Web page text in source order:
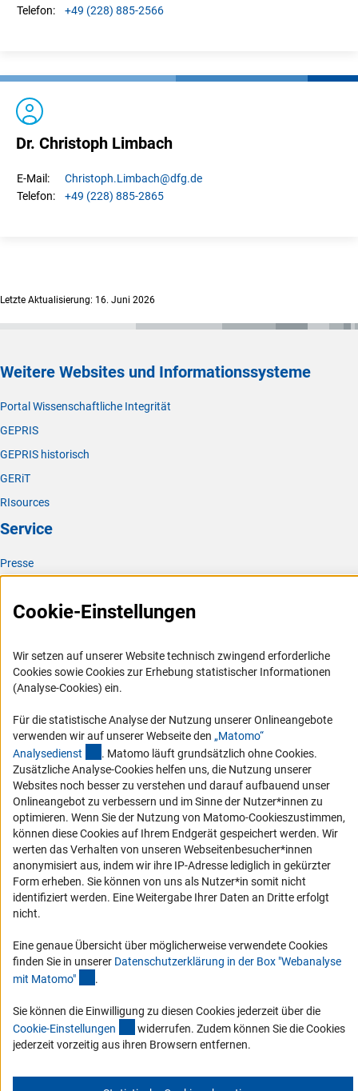
Telefon:
+49 (228) 885-2566
Dr. Christoph Limbach
E-Mail: Christoph.Limbach@dfg.de
Telefon:
+49 (228) 885-2865
Letzte Aktualisierung: 16. Juni 2026
Weitere Websites und Informationssysteme
Portal Wissenschaftliche Integrität
GEPRIS
GEPRIS historisch
GERiT
RIsources
Service
Presse
Karriere
RSS-Feeds
Compliance
Barrierefreiheit
Service und Informationen für Menschen mit Behinderungen
Erklärung zur Barrierefreiheit
Barriere melden
DFG-aktuell
Erhalten Sie Neuigkeiten aus der DFG direkt in Ihr Mailpostfach oder
schauen Sie sich die Ausgaben online an.
Zum Newsletter
Impressum Datenschutz Cookie-Einstellungen
Kontakt
Service
Cookie-Einstellungen
Wir setzen auf unserer Website technisch zwingend erforderliche
Cookies sowie Cookies zur Erhebung statistischer Informationen
(Analyse-Cookies) ein.
Für die statistische Analyse der Nutzung unserer Onlineangebote
verwenden wir auf unserer Webseite den „Matomo“
Analysedienst (externer Link)
. Matomo läuft grundsätzlich ohne Cookies.
Zusätzliche Analyse-Cookies helfen uns, die Nutzung unserer
Websites noch besser zu verstehen und darauf aufbauend unser
Onlineangebot zu verbessern und im Sinne der Nutzer*innen zu
optimieren. Wenn Sie der Nutzung von Matomo-Cookieszustimmen,
können diese Cookies auf Ihrem Endgerät gespeichert werden. Wir
werten das Verhalten von unseren Webseitenbesucher*innen
anonymisiert aus, indem wir ihre IP-Adresse lediglich in gekürzter
Form erheben. Sie können von uns als Nutzer*in somit nicht
identifiziert werden. Eine Weitergabe Ihrer Daten an Dritte erfolgt
nicht.
Eine genaue Übersicht über möglicherweise verwendete Cookies
finden Sie in unserer Datenschutzerklärung in der Box "Webanalyse
mit Matomo" .
Sie können die Einwilligung zu diesen Cookies jederzeit über die
Cookie-Einstellungen (interner Link)
widerrufen. Zudem können Sie die Cookies
jederzeit vorzeitig aus ihren Browsern entfernen.